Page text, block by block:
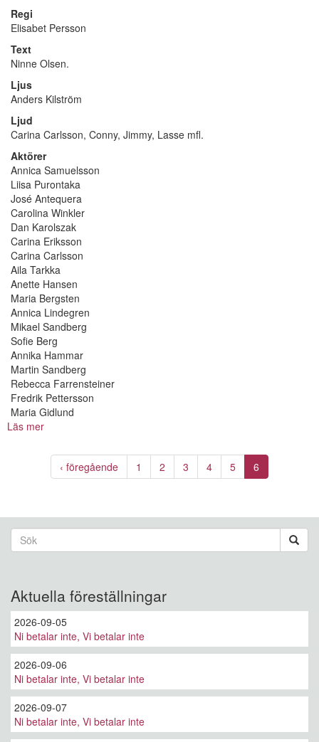
Regi
Elisabet Persson
Text
Ninne Olsen.
Ljus
Anders Kilström
Ljud
Carina Carlsson, Conny, Jimmy, Lasse mfl.
Aktörer
Annica Samuelsson
Liisa Purontaka
José Antequera
Carolina Winkler
Dan Karolszak
Carina Eriksson
Carina Carlsson
Aila Tarkka
Anette Hansen
Maria Bergsten
Annica Lindegren
Mikael Sandberg
Sofie Berg
Annika Hammar
Martin Sandberg
Rebecca Farrensteiner
Fredrik Pettersson
Maria Gidlund
Läs mer
hatt
under
jorden
‹ föregående 1 2 3 4 5 6
Sökformulär
Aktuella föreställningar
2026-09-05
Ni betalar inte, Vi betalar inte
2026-09-06
Ni betalar inte, Vi betalar inte
2026-09-07
Ni betalar inte, Vi betalar inte